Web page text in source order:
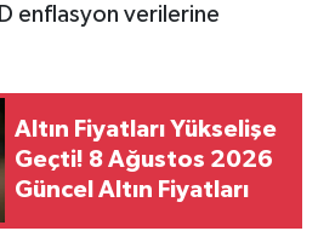
enflasyon verilerine
Altın Fiyatları Yükselişe
Geçti! 8 Ağustos 2026
Güncel Altın Fiyatları